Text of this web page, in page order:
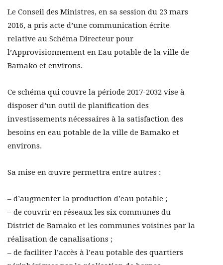
Le Conseil des Ministres, en sa session du 23 mars
2016, a pris acte d’une communication écrite
relative au Schéma Directeur pour
l’Approvisionnement en Eau potable de la ville de
Bamako et environs.
Ce schéma qui couvre la période 2017-2032 vise à
disposer d’un outil de planification des
investissements nécessaires à la satisfaction des
besoins en eau potable de la ville de Bamako et
environs.
Sa mise en œuvre permettra entre autres :
– d’augmenter la production d’eau potable ;
– de couvrir en réseaux les six communes du
District de Bamako et les communes voisines par la
réalisation de canalisations ;
– de faciliter l’accès à l’eau potable des quartiers